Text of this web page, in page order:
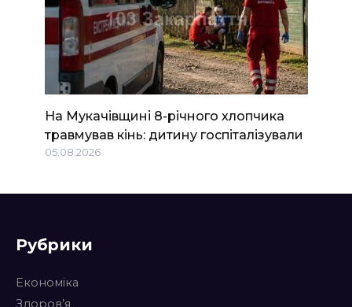
На Мукачівщині 8-річного хлопчика
травмував кінь: дитину госпіталізували
05.08.2026
Рубрики
Економіка
Здоров’я